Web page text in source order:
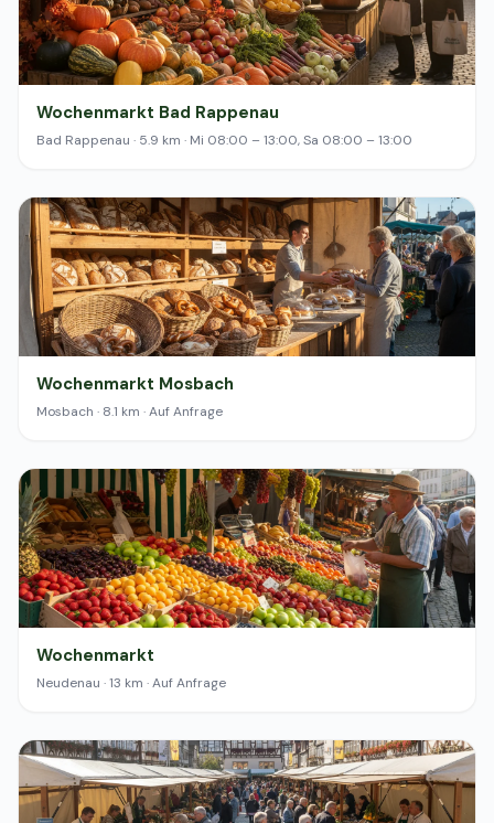
Wochenmarkt Bad Rappenau
Bad Rappenau · 5.9 km · Mi 08:00 – 13:00, Sa 08:00 – 13:00
Wochenmarkt Mosbach
Mosbach · 8.1 km · Auf Anfrage
Wochenmarkt
Neudenau · 13 km · Auf Anfrage